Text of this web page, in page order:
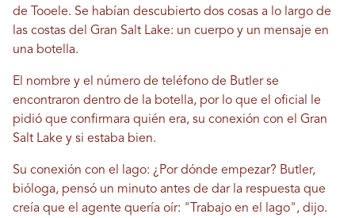
de Tooele. Se habían descubierto dos cosas a lo largo de
las costas del Gran Salt Lake: un cuerpo y un mensaje en
una botella.
El nombre y el número de teléfono de Butler se
encontraron dentro de la botella, por lo que el oficial le
pidió que confirmara quién era, su conexión con el Gran
Salt Lake y si estaba bien.
Su conexión con el lago: ¿Por dónde empezar? Butler,
bióloga, pensó un minuto antes de dar la respuesta que
creía que el agente quería oír: "Trabajo en el lago", dijo.